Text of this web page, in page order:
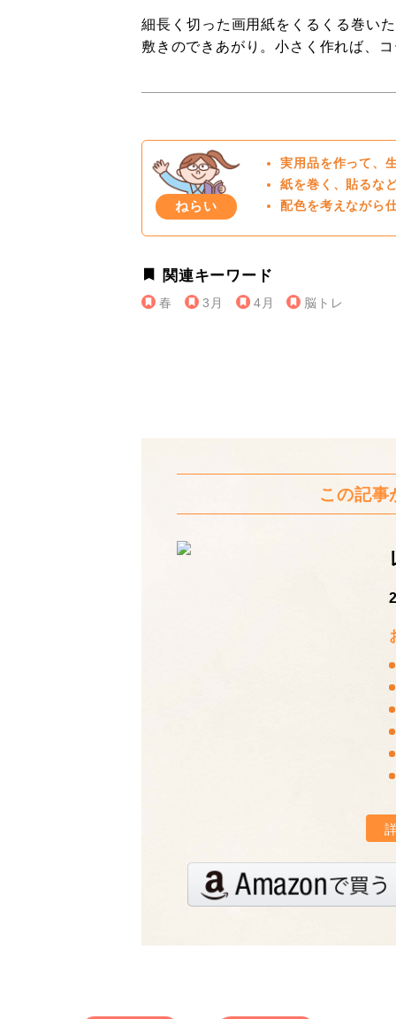
細長く切った画用紙をくるくる巻い
敷きのできあがり。小さく作れば、
ねらい
実用品を作って、
紙を巻く、貼るな
配色を考えながら
関連キーワード
春 3月 4月 脳トレ
この記事